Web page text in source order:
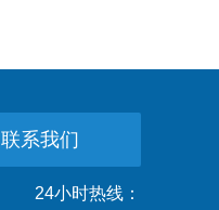
联系我们
24小时热线：